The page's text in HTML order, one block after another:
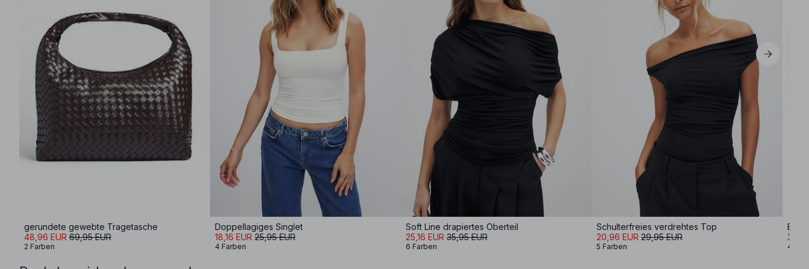
gerundete gewebte Tragetasche
48,96 EUR 69,95 EUR
2 Farben
Doppellagiges Singlet
18,16 EUR 25,95 EUR
4 Farben
Soft Line drapiertes Oberteil
25,16 EUR 35,95 EUR
6 Farben
Schulterfreies verdrehtes Top
20,96 EUR 29,95 EUR
5 Farben 4